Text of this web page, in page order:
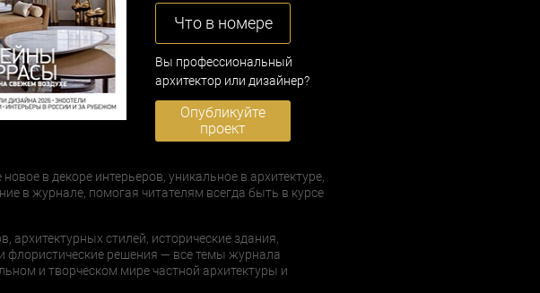
Что в номере
Вы профессиональный
архитектор или дизайнер?
Опубликуйте
проект
в декоре интерьеров, уникальное в архитектуре,
в журнале, помогая читателям всегда быть в курсе
стилей, исторические здания,
решения — все темы журнала
и творческом мире частной архитектуры и